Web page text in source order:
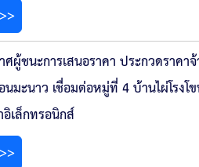
มูลส่วนบุคคล
หน่ง
ศผู้ชนะการเสนอราคา ประกวดราค
มะนาว เชื่อมต่อหมู่ที่ 4 บ้านไผ่โรง
เล็กทรอนิกส์